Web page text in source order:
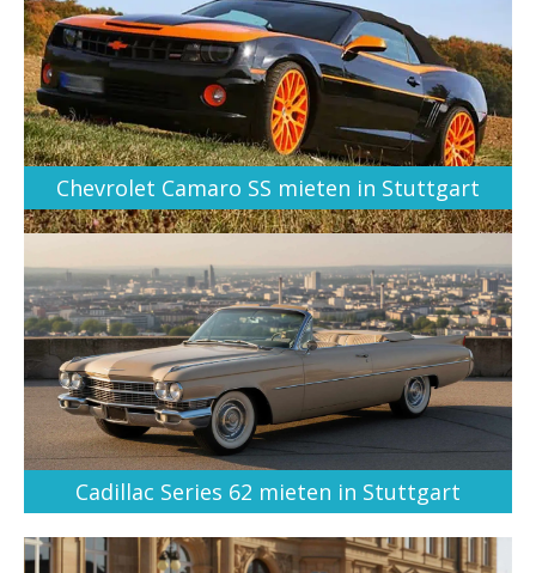
Chevrolet Camaro SS mieten in Stuttgart
Cadillac Series 62 mieten in Stuttgart